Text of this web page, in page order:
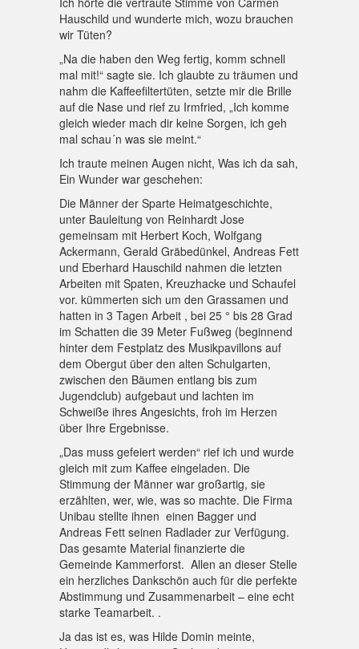
Hauschild und wunderte mich, wozu brauchen
wir Tüten?
„Na die haben den Weg fertig, komm schnell
mal mit!“ sagte sie. Ich glaubte zu träumen und
nahm die Kaffeefiltertüten, setzte mir die Brille
auf die Nase und rief zu Irmfried, „Ich komme
gleich wieder mach dir keine Sorgen, ich geh
mal schau´n was sie meint.“
Ich traute meinen Augen nicht, Was ich da sah,
Ein Wunder war geschehen:
Die Männer der Sparte Heimatgeschichte,
unter Bauleitung von Reinhardt Jose
gemeinsam mit Herbert Koch, Wolfgang
Ackermann, Gerald Gräbedünkel, Andreas Fett
und Eberhard Hauschild nahmen die letzten
Arbeiten mit Spaten, Kreuzhacke und Schaufel
vor. kümmerten sich um den Grassamen und
hatten in 3 Tagen Arbeit , bei 25 ° bis 28 Grad
im Schatten die 39 Meter Fußweg (beginnend
hinter dem Festplatz des Musikpavillons auf
dem Obergut über den alten Schulgarten,
zwischen den Bäumen entlang bis zum
Jugendclub) aufgebaut und lachten im
Schweiße ihres Angesichts, froh im Herzen
über Ihre Ergebnisse.
„Das muss gefeiert werden“ rief ich und wurde
gleich mit zum Kaffee eingeladen. Die
Stimmung der Männer war großartig, sie
erzählten, wer, wie, was so machte. Die Firma
Unibau stellte ihnen einen Bagger und
Andreas Fett seinen Radlader zur Verfügung.
Das gesamte Material finanzierte die
Gemeinde Kammerforst. Allen an dieser Stelle
ein herzliches Dankschön auch für die perfekte
Abstimmung und Zusammenarbeit – eine echt
starke Teamarbeit. .
Ja das ist es, was Hilde Domin meinte,